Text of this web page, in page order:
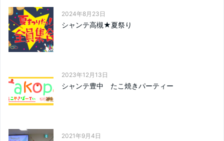
2024年8月23日
シャンテ高槻★夏祭り
2023年12月13日
シャンテ豊中 たこ焼きパーティー
2021年9月4日